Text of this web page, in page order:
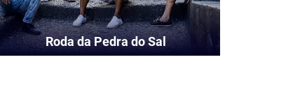
Roda da Pedra do Sal